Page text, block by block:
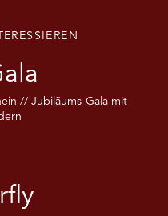
// Jubiläums-Gala mit